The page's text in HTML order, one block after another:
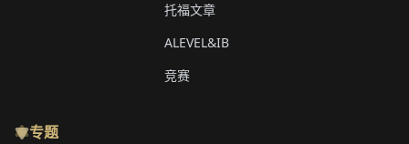
托福文章
ALEVEL&IB
竞赛
专题